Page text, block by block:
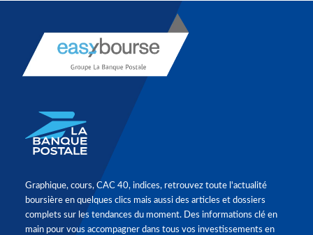
Graphique, cours, CAC 40, indices, retrouvez toute l'actualité
boursière en quelques clics mais aussi des articles et dossiers
complets sur les tendances du moment. Des informations clé en
main pour vous accompagner dans tous vos investissements en